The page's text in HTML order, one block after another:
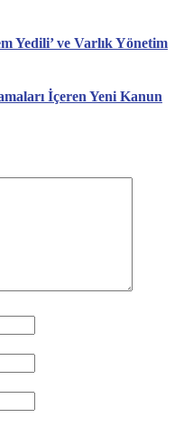
Yedili’ ve Varlık Yönetim
İçeren Yeni Kanun